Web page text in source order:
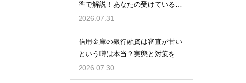
準で解説！あなたの受けている行
為は該当する？
2026.07.31
信用金庫の銀行融資は審査が甘い
という噂は本当？実態と対策を徹
底解説
2026.07.30